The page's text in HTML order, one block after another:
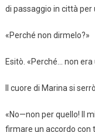
di passaggio in città
«Perché non dirmelo?»
Esitò. «Perché… non
Il cuore di Marina si
«No—non per quello! Il
firmare un accordo con